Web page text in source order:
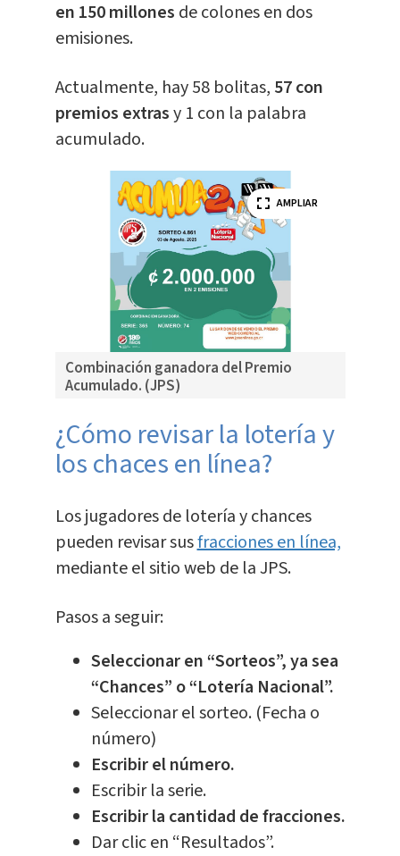
en 150 millones de colones en dos
emisiones.
Actualmente, hay 58 bolitas, 57 con
premios extrasy 1 con la palabra
acumulado.
Combinación ganadora del Premio
Acumulado. (JPS)
AMPLIAR
¿Cómo revisar la lotería y
los chaces en línea?
Los jugadores de lotería y chances
pueden revisar susfracciones en línea,
mediante el sitio web de la JPS.
Pasos a seguir:
Seleccionar en “Sorteos”, ya sea
“Chances” o “Lotería Nacional”.
Seleccionar el sorteo. (Fecha o
número)
Escribir el número.
Escribir la serie.
Escribir la cantidad de fracciones.
Dar clic en “Resultados”.